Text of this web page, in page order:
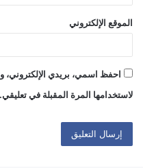
الموقع الإلكتروني
احفظ اسمي، بريدي الإلكتروني،
لاستخدامها المرة المقبلة في تعليقي.